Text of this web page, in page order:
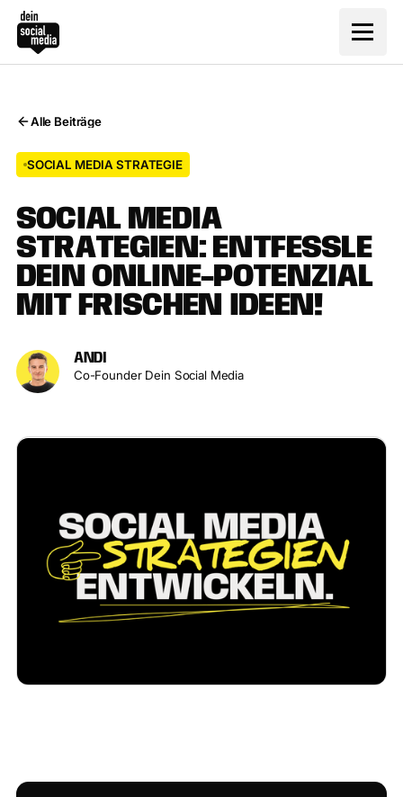
Alle Beiträge
SOCIAL MEDIA STRATEGIE
SOCIAL MEDIA
STRATEGIEN: ENTFESSLE
DEIN ONLINE-POTENZIAL
MITFRISCHEN IDEEN!
ANDI
Co-Founder Dein Social Media